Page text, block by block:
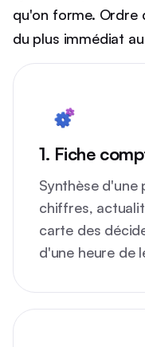
qu'on forme. Ordre
du plus immédiat
1. Fiche
Synthèse d'une
chiffres,
carte des
d'une heure de